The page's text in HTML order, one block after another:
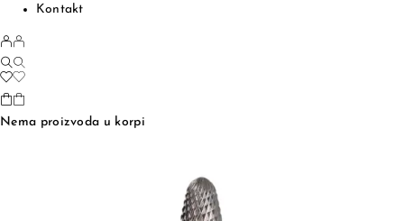
Kontakt
Nema proizvoda u korpi